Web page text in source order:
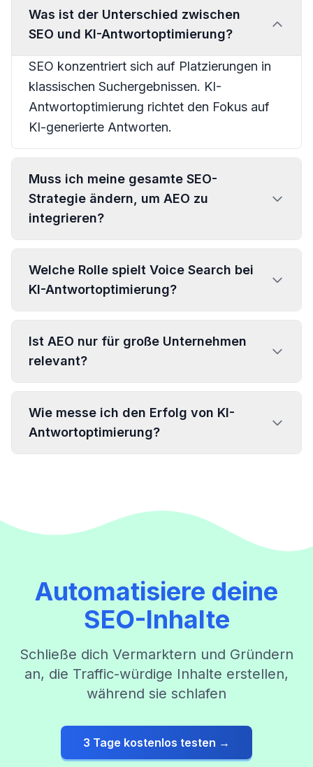
Was ist der Unterschied zwischen
SEO und KI-Antwortoptimierung?
SEO konzentriert sich auf Platzierungen in
klassischen Suchergebnissen. KI-
Antwortoptimierung richtet den Fokus auf
KI-generierte Antworten.
Muss ich meine gesamte SEO-
Strategie ändern, um AEO zu
integrieren?
Welche Rolle spielt Voice Search bei
KI-Antwortoptimierung?
Ist AEO nur für große Unternehmen
relevant?
Wie messe ich den Erfolg von KI-
Antwortoptimierung?
Automatisiere deine
SEO-Inhalte
Schließe dich Vermarktern und Gründern
an, die Traffic-würdige Inhalte erstellen,
während sie schlafen
3 Tage kostenlos testen →